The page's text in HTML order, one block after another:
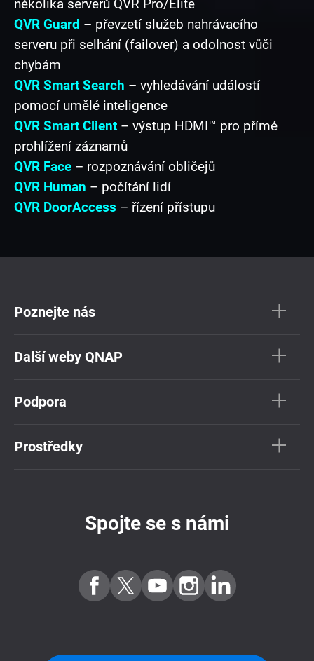
několika serverů QVR Pro/Elite
QVR Guard – převzetí služeb nahrávacího
serveru při selhání (failover) a odolnost vůči
chybám
QVR Smart Search – vyhledávání událostí
pomocí umělé inteligence
QVR Smart Client – výstup HDMI™ pro přímé
prohlížení záznamů
QVR Face – rozpoznávání obličejů
QVR Human – počítání lidí
QVR DoorAccess – řízení přístupu
Poznejte nás
Další weby QNAP
Podpora
Prostředky
Spojte se s námi